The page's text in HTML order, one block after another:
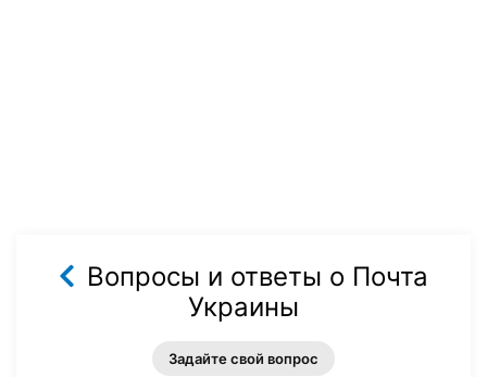
Вопросы и ответы о Почта
Украины
Задайте свой вопрос